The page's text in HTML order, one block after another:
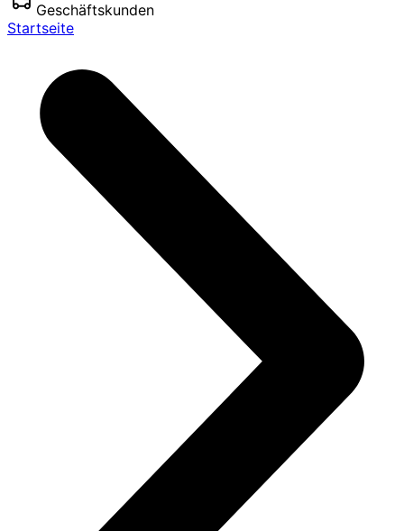
Geschäftskunden
Startseite